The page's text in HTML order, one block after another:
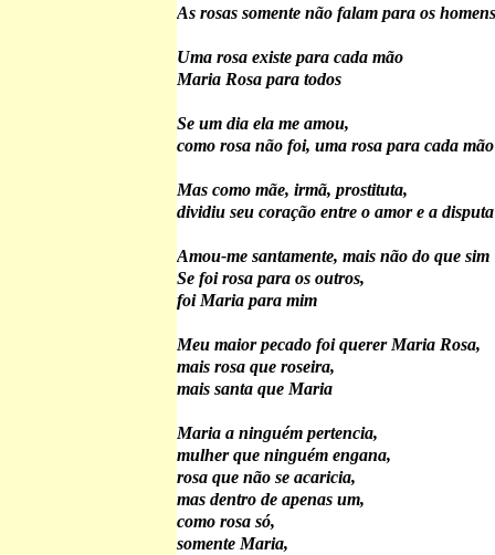
As rosas somente não falam para os
Uma rosa existe para cada mão
Maria Rosa para todos
Se um dia ela me amou,
como rosa não foi, uma rosa para cada mão
Mas como mãe, irmã, prostituta,
dividiu seu coração entre o amor e a disputa
Amou-me santamente, mais não do que sim
Se foi rosa para os outros,
foi Maria para mim
Meu maior pecado foi querer Maria Rosa,
mais rosa que roseira,
mais santa que Maria
Maria a ninguém pertencia,
mulher que ninguém engana,
rosa que não se acaricia,
mas dentro de apenas um,
como rosa só,
somente Maria,